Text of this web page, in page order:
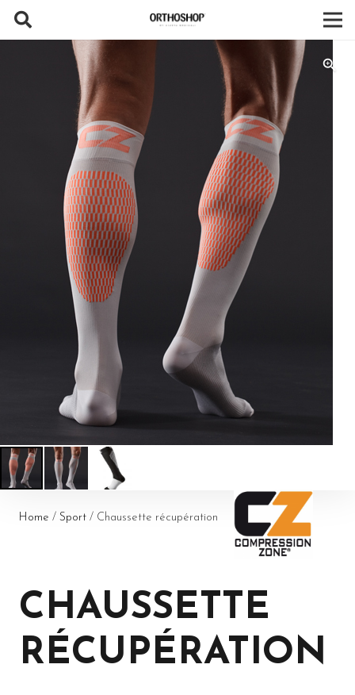
Home / Sport / Chaussette récupération
CHAUSSETTE
RÉCUPÉRATION